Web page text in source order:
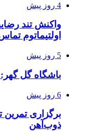
4 روز پیش
واکنش تند
اولتیماتوم
5 روز پیش
باشگاه گل
6 روز پیش
برگزاری تمرین
ذوب‌آهن